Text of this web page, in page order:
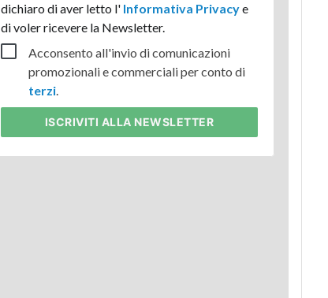
dichiaro di aver letto l'Informativa Privacye
di voler ricevere la Newsletter.
Acconsento all'invio di comunicazioni
promozionali e commerciali per conto di
terzi.
ISCRIVITI ALLA NEWSLETTER